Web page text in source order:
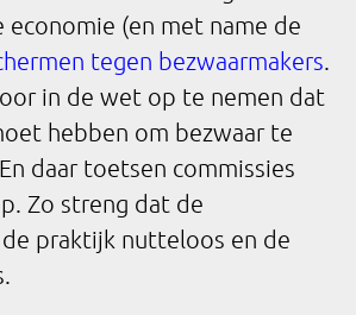
economie (en met name de
tegen bezwaarmakers.
in de wet op te nemen dat
hebben om bezwaar te
daar toetsen commissies
Zo streng dat de
praktijk nutteloos en de